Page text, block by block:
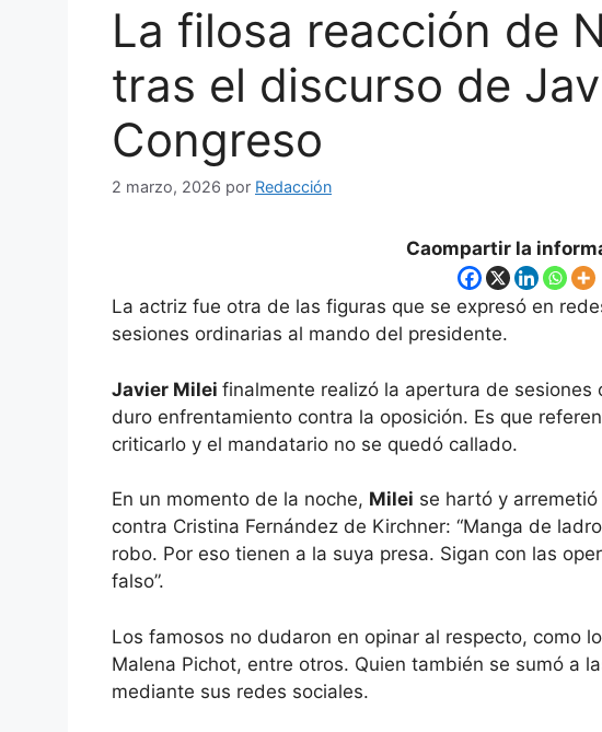
La filosa reacción de
tras el discurso de
Congreso
2 marzo, 2026 por Redacción
Caompartir la
La actriz fue otra de las figuras que se expresó en
sesiones ordinarias al mando del presidente.
Javier Milei finalmente realizó la apertura de
duro enfrentamiento contra la oposición. Es que
criticarlo y el mandatario no se quedó callado.
En un momento de la noche, Milei se hartó y
contra Cristina Fernández de Kirchner: “Manga de
robo. Por eso tienen a la suya presa. Sigan con las
falso”.
Los famosos no dudaron en opinar al respecto, como
Malena Pichot, entre otros. Quien también se sumó a
mediante sus redes sociales.